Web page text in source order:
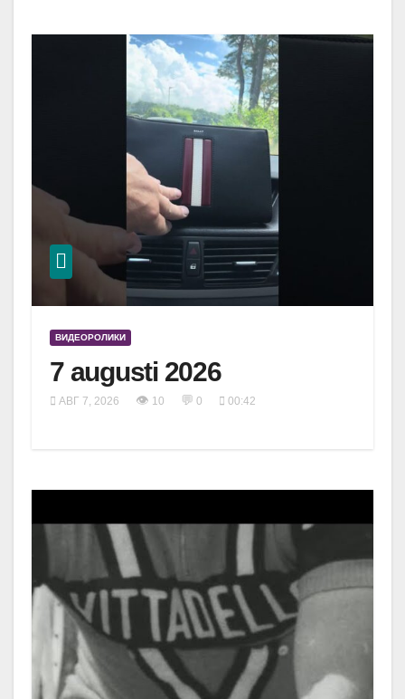
ВИДЕОРОЛИКИ
7 augusti 2026
АВГ 7, 2026 👁 10 💬 0 00:42